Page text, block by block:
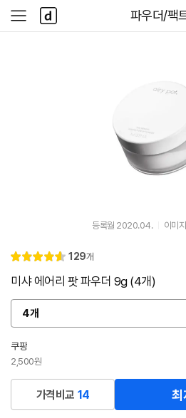
다나와
파우더/팩
사
이
다
나
와
등록월 2020.04. 이미
별
4.
리
129개
미샤 에어리 팟 파우더 9g (4개)
4개
옵
션
선
택
쿠팡
2,500원
가격비교 14 최